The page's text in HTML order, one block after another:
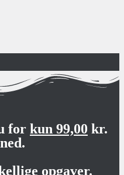
for kun 99,00 kr.
opgaver.